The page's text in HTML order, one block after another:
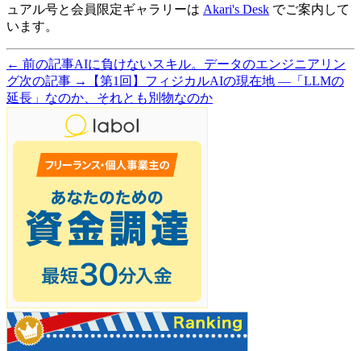
ュアル号と会員限定ギャラリーは Akari's Desk でご案内して
います。
← 前の記事AIに負けないスキル。データのエンジニアリン
グ次の記事 →
【第1回】フィジカルAIの現在地 ―「LLMの
延長」なのか、それとも別物なのか